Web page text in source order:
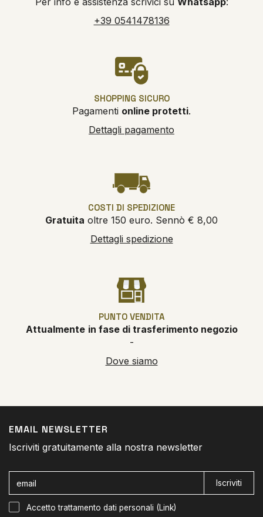
+39 0541478136
SHOPPING SICURO
Pagamenti online protetti.
Dettagli pagamento
COSTI DI SPEDIZIONE
Gratuita oltre 150 euro. Sennò € 8,00
Dettagli spedizione
PUNTO VENDITA
Attualmente in fase di trasferimento negozio
-
Dove siamo
EMAIL NEWSLETTER
Iscriviti gratuitamente alla nostra newsletter
Iscriviti
Accetto trattamento dati personali (Link)